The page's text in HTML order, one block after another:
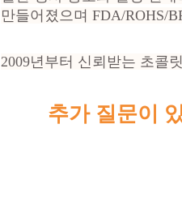
만들어졌으며 FDA/ROHS/
2009년부터 신뢰받는 초콜
추가 질문이